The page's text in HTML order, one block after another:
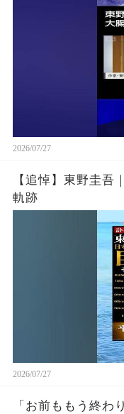
2026/07/27
【追悼】東野圭吾
軌跡
2026/07/27
「お前ももう終わ